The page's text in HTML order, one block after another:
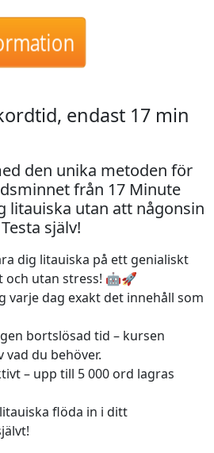
endast 17 min
den unika metoden för
från 17 Minute
litauiska utan att någonsin
själv!
dig litauiska på ett genialiskt
och utan stress! 🤖🚀
varje dag exakt det innehåll som
bortslösad tid – kursen
du behöver.
– upp till 5 000 ord lagras
flöda in i ditt